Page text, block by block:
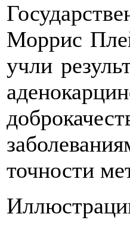
Моррис
учли
точности